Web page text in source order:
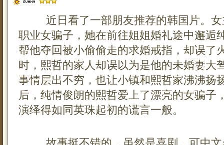
近日看了一部朋友推荐的韩国片。女
职业女骗子，她在前往姐姐婚礼途中邂逅
帮他夺回被小偷偷走的求婚戒指，却误了
时，熙哲的家人却误以为是他的未婚妻大
事情层出不穷，也让小镇和熙哲家沸沸扬
后，纯情俊朗的熙哲爱上了漂亮的女骗子
演绎得如同英珠起初的谎言一般。